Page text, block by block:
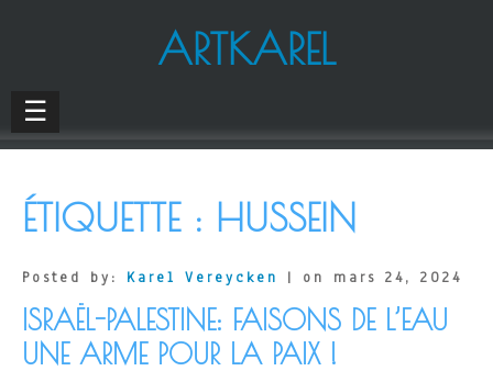
ARTKAREL
☰
ÉTIQUETTE : HUSSEIN
Posted by: Karel Vereycken | on mars 24, 2024
ISRAËL-PALESTINE: FAISONS DE L’EAU
UNE ARME POUR LA PAIX !